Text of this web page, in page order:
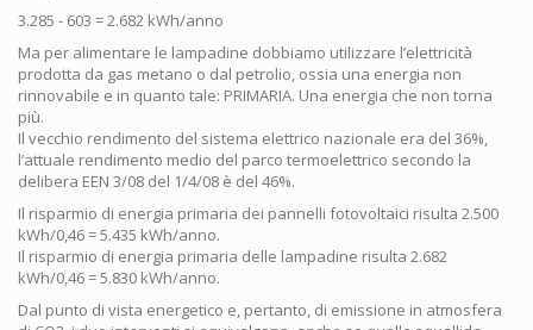
3.285 - 603 = 2.682 kWh/anno
Ma per alimentare le lampadine dobbiamo utilizzare l’elettricità
prodotta da gas metano o dal petrolio, ossia una energia non
rinnovabile e in quanto tale: PRIMARIA. Una energia che non torna
più.
Il vecchio rendimento del sistema elettrico nazionale era del 36%,
l’attuale rendimento medio del parco termoelettrico secondo la
delibera EEN 3/08 del 1/4/08 è del 46%.
Il risparmio di energia primaria dei pannelli fotovoltaici risulta 2.500
kWh/0,46 = 5.435 kWh/anno.
Il risparmio di energia primaria delle lampadine risulta 2.682
kWh/0,46 = 5.830 kWh/anno.
Dal punto di vista energetico e, pertanto, di emissione in atmosfera